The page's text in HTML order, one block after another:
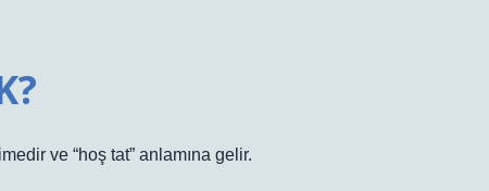
ve “hoş tat” anlamına gelir.